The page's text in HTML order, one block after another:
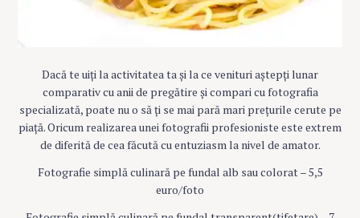
Dacă te uiți la activitatea ta și la ce venituri aștepți lunar
comparativ cu anii de pregătire și compari cu fotografia
specializată, poate nu o să ți se mai pară mari prețurile cerute pe
piață. Oricum realizarea unei fotografii profesioniste este extrem
de diferită de cea făcută cu entuziasm la nivel de amator.
Fotografie simplă culinară pe fundal alb sau colorat – 5,5
euro/foto